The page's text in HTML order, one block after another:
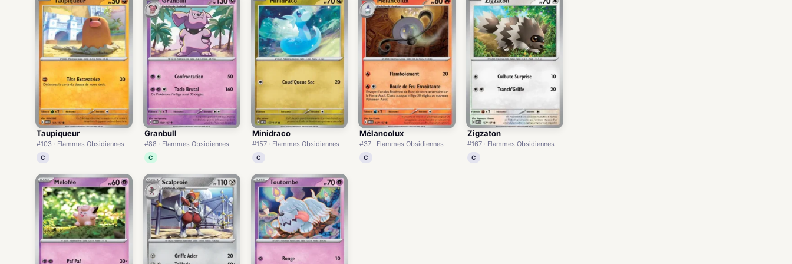
Taupiqueur
#103 · Flammes Obsidiennes
C
Granbull
#88 · Flammes Obsidiennes
C
Minidraco
#157 · Flammes Obsidiennes
C
Mélancolux
#37 · Flammes Obsidiennes
C
Zigzaton
#167 · Flammes Obsidiennes
C